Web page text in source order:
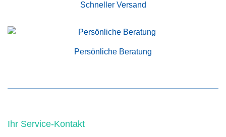
Schneller Versand
Persönliche Beratung
Ihr Service-Kontakt